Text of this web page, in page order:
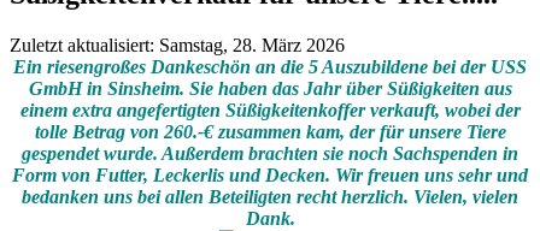
Zuletzt aktualisiert: Samstag, 28. März 2026
Ein riesengroßes Dankeschön an die 5 Auszubildene bei der USS
GmbH in Sinsheim. Sie haben das Jahr über Süßigkeiten aus
einem extra angefertigten Süßigkeitenkoffer verkauft, wobei der
tolle Betrag von 260.-€ zusammen kam, der für unsere Tiere
gespendet wurde. Außerdem brachten sie noch Sachspenden in
Form von Futter, Leckerlis und Decken. Wir freuen uns sehr und
bedanken uns bei allen Beteiligten recht herzlich. Vielen, vielen
Dank.